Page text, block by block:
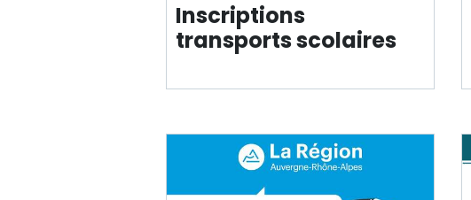
Inscriptions
transportsscolaires